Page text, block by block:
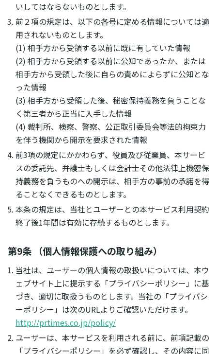
いしてはならないものとします。
前２項の規定は、以下の各号に定める情報については適
用されないものとします。
(1) 相手方から受領する以前に既に有していた情報
(2) 相手方から受領する以前に公知であったか、または
相手方から受領した後に自らの責めによらずに公知とな
った情報
(3) 相手方から受領した後、秘密保持義務を負うことな
く第三者から正当に入手した情報
(4) 裁判所、検察、警察、公正取引委員会等法的拘束力
を伴う機関から開示を要求された情報
前3項の規定にかかわらず、役員及び従業員、本サービ
スの委託先、弁護士もしくは会計士その他法律上機密保
持義務を負うものへの開示は、相手方の事前の承諾を得
ることなくできるものとします。
本条の規定は、当社とユーザーとの本サービス利用契約
終了後1年間は有効に存続するものとします。
第9条 （個人情報保護への取り組み）
当社は、ユーザーの個人情報の取扱いについては、本ウ
ェブサイト上に提示する「プライバシーポリシー」に基
づき、適切に取扱うものとします。当社の「プライバシ
ーポリシー」は次のURLよりご確認いただけます。
http://prtimes.co.jp/policy/
ユーザーは、本サービスを利用される前に、前項記載の
「プライバシーポリシー」を必ず確認し、その内容に同